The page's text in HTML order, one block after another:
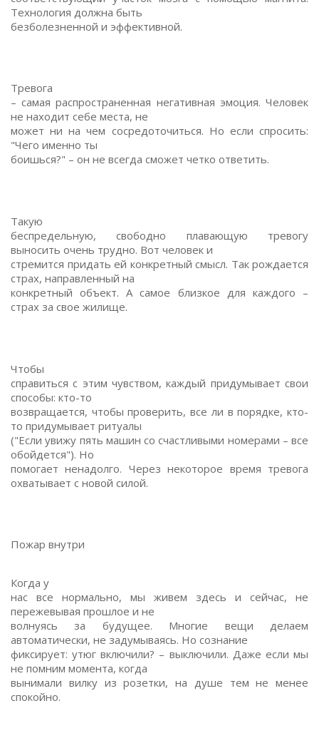
Технология должна быть
безболезненной и эффективной.
Тревога
– самая распространенная негативная эмоция. Человек
не находит себе места, не
может ни на чем сосредоточиться. Но если спросить:
"Чего именно ты
боишься?" – он не всегда сможет четко ответить.
Такую
беспредельную, свободно плавающую тревогу
выносить очень трудно. Вот человек и
стремится придать ей конкретный смысл. Так рождается
страх, направленный на
конкретный объект. А самое близкое для каждого –
страх за свое жилище.
Чтобы
справиться с этим чувством, каждый придумывает свои
способы: кто-то
возвращается, чтобы проверить, все ли в порядке, кто-
то придумывает ритуалы
("Если увижу пять машин со счастливыми номерами – все
обойдется"). Но
помогает ненадолго. Через некоторое время тревога
охватывает с новой силой.
Пожар внутри
Когда у
нас все нормально, мы живем здесь и сейчас, не
пережевывая прошлое и не
волнуясь за будущее. Многие вещи делаем
автоматически, не задумываясь. Но сознание
фиксирует: утюг включили? – выключили. Даже если мы
не помним момента, когда
вынимали вилку из розетки, на душе тем не менее
спокойно.